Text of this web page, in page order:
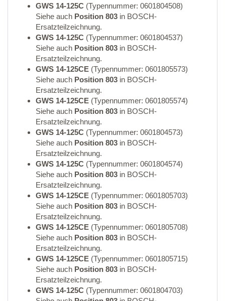
GWS 14-125C (Typennummer: 0601804508)
Siehe auch Position 803 in BOSCH-
Ersatzteilzeichnung.
GWS 14-125C (Typennummer: 0601804537)
Siehe auch Position 803 in BOSCH-
Ersatzteilzeichnung.
GWS 14-125CE (Typennummer: 0601805573)
Siehe auch Position 803 in BOSCH-
Ersatzteilzeichnung.
GWS 14-125CE (Typennummer: 0601805574)
Siehe auch Position 803 in BOSCH-
Ersatzteilzeichnung.
GWS 14-125C (Typennummer: 0601804573)
Siehe auch Position 803 in BOSCH-
Ersatzteilzeichnung.
GWS 14-125C (Typennummer: 0601804574)
Siehe auch Position 803 in BOSCH-
Ersatzteilzeichnung.
GWS 14-125CE (Typennummer: 0601805703)
Siehe auch Position 803 in BOSCH-
Ersatzteilzeichnung.
GWS 14-125CE (Typennummer: 0601805708)
Siehe auch Position 803 in BOSCH-
Ersatzteilzeichnung.
GWS 14-125CE (Typennummer: 0601805715)
Siehe auch Position 803 in BOSCH-
Ersatzteilzeichnung.
GWS 14-125C (Typennummer: 0601804703)